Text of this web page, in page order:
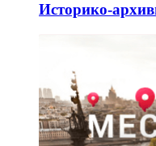
Историко-